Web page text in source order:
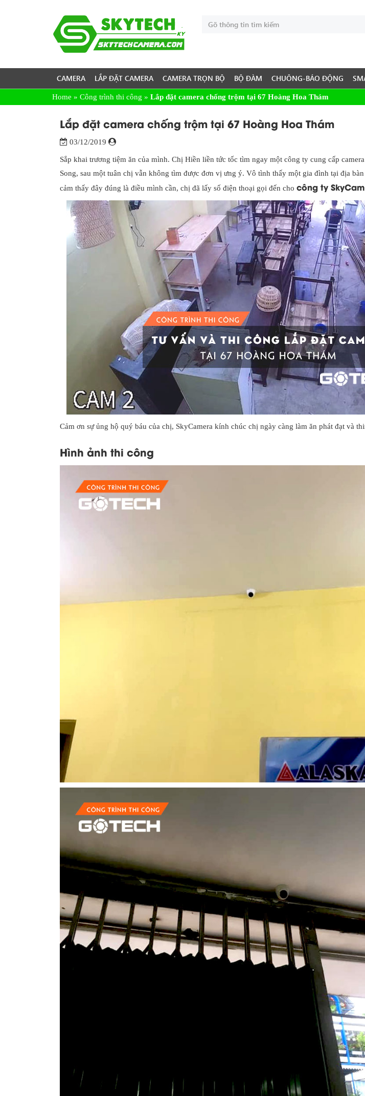
CAMERA LẮP ĐẶT CAMERA CAMERA TRỌN BỘ BỘ ĐÀM CHUÔNG-BÁO ĐỘNG
Home » Công trình thi công » Lắp đặt camera chống trộm tại 67 Hoàng Hoa Thám
Lắp đặt camera chống trộm tại 67 Hoàng Hoa Thám
03/12/2019
Sắp khai trương tiệm ăn của mình. Chị Hiền liền tức tốc tìm ngay một công ty cung cấp
Song, sau một tuân chị vẫn không tìm được đơn vị ưng ý. Vô tình thấy một gia đình tại địa bàn
cảm thấy đây đúng là điều mình cần, chị đã lấy số điện thoại gọi đến cho công ty
Cảm ơn sự ủng hộ quý báu của chị, SkyCamera kính chúc chị ngày càng làm ăn phát đạt và
Hình ảnh thi công